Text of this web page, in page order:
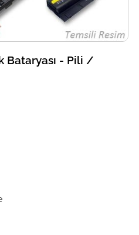
Bataryası - Pili /